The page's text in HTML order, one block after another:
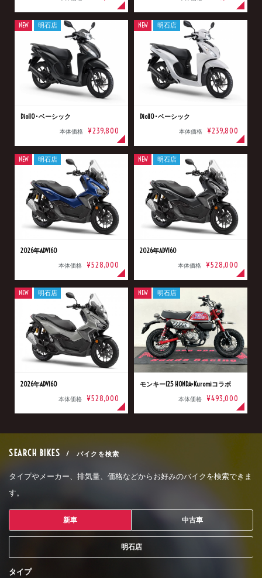
Dio110･ベーシック
本体価格 ¥239,800
NEW 明石店
Dio110･ベーシック
本体価格 ¥239,800
NEW 明石店
2026年ADV160
本体価格 ¥528,000
NEW 明石店
2026年ADV160
本体価格 ¥528,000
NEW 明石店
2026年ADV160
本体価格 ¥528,000
NEW 明石店
モンキー125 HONDA×Kuromiコラボ
本体価格 ¥493,000
NEW 明石店
SEARCH BIKES / バイクを検索
タイプやメーカー、排気量、価格などからお好みのバイクを検索できま
す。
新車 中古車
明石店
タイプ